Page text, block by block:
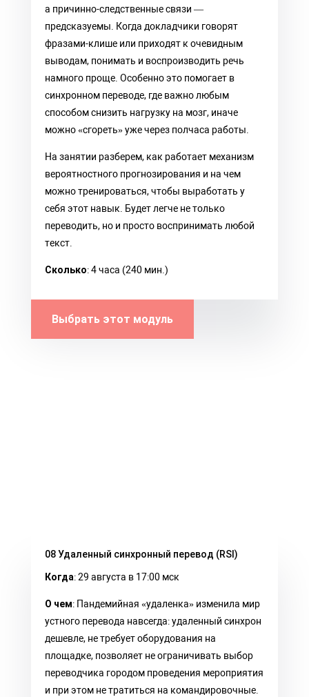
а причинно-следственные связи —
предсказуемы. Когда докладчики говорят
фразами-клише или приходят к очевидным
выводам, понимать и воспроизводить речь
намного проще. Особенно это помогает в
синхронном переводе, где важно любым
способом снизить нагрузку на мозг, иначе
можно «сгореть» уже через полчаса работы.
На занятии разберем, как работает механизм
вероятностного прогнозирования и на чем
можно тренироваться, чтобы выработать у
себя этот навык. Будет легче не только
переводить, но и просто воспринимать любой
текст.
Сколько: 4 часа (240 мин.)
Выбрать этот модуль
08 Удаленный синхронный перевод (RSI)
Когда: 29 августа в 17:00 мск
О чем: Пандемийная «удаленка» изменила мир
устного перевода навсегда: удаленный синхрон
дешевле, не требует оборудования на
площадке, позволяет не ограничивать выбор
переводчика городом проведения мероприятия
и при этом не тратиться на командировочные.